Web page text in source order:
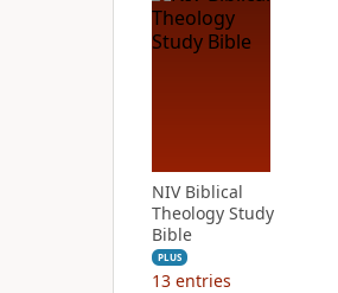
NIV Biblical
Theology Study
Bible
PLUS
13 entries